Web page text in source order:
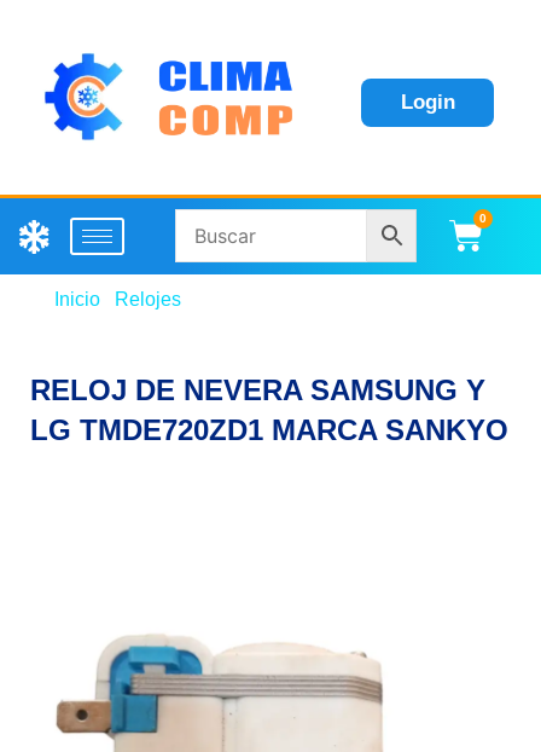
Login
0
Inicio Relojes
RELOJ DE NEVERA SAMSUNG Y
LG TMDE720ZD1 MARCA SANKYO